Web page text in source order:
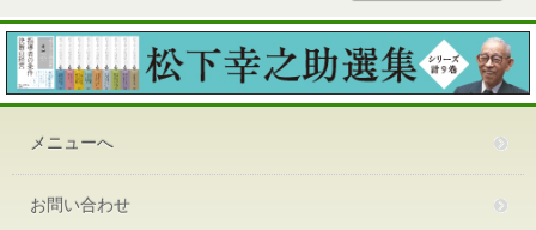
メニューへ
お問い合わせ